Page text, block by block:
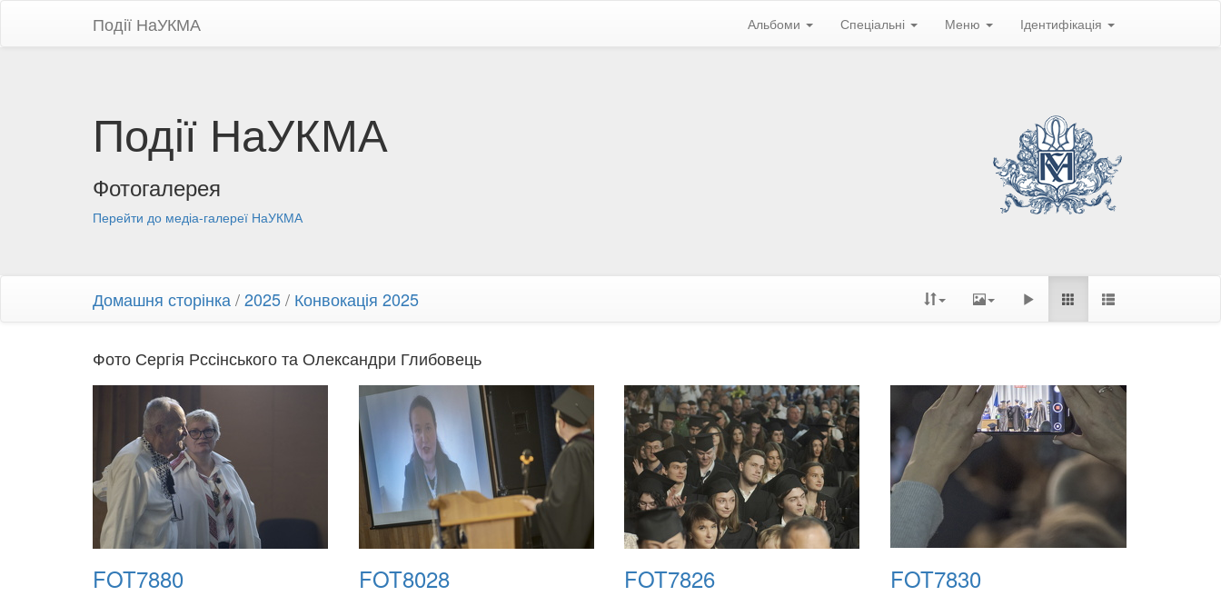
Події НаУКМА Альбоми Спеціальні Меню Ідентифікація
Події НаУКМА
Фотогалерея
Перейти до медіа-галереї НаУКМА
Домашня сторінка /2025/ Конвокація 2025
Фото Сергія Рссінського та Олександри Глибовець
FOT7880 FOT8028 FOT7826 FOT7830